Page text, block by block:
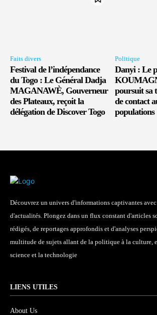
Faits divers
Festival de l’indépendance
du Togo : Le Général Dadja
MAGANAWÈ, Gouverneur
des Plateaux, reçoit la
délégation de Discover Togo
Politique
Danyi : Le
poursuit sa
de contact
populations
Découvrez un univers d'informations captivantes
d'actualités. Plongez dans un flux constant d'articles
rédigés, de reportages approfondis et d'analyses
multitude de sujets allant de la politique à la culture,
science et la technologie
LIENS UTILES
About Us